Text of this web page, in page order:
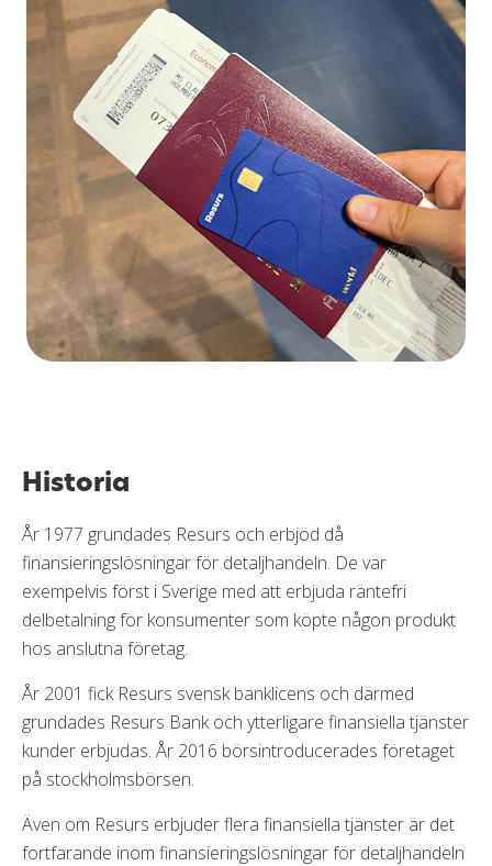
Historia
År 1977 grundades Resurs och erbjöd då
finansieringslösningar för detaljhandeln. De var
exempelvis först i Sverige med att erbjuda räntefri
delbetalning för konsumenter som köpte någon produkt
hos anslutna företag.
År 2001 fick Resurs svensk banklicens och därmed
grundades Resurs Bank och ytterligare finansiella tjänster
kunder erbjudas. År 2016 börsintroducerades företaget
på stockholmsbörsen.
Även om Resurs erbjuder flera finansiella tjänster är det
fortfarande inom finansieringslösningar för detaljhandeln